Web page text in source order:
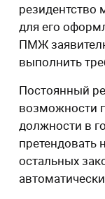
резидентство
для его
ПМЖ
выполнить
Постоянный
возможности
должности в
претендовать
остальных